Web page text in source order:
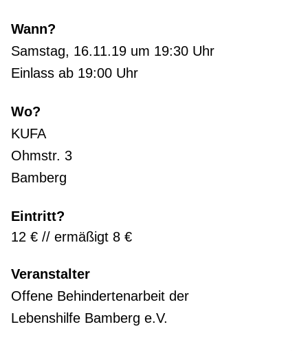
Wann?
Samstag, 16.11.19 um 19:30 Uhr
Einlass ab 19:00 Uhr
Wo?
KUFA
Ohmstr. 3
Bamberg
Eintritt?
12 € // ermäßigt 8 €
Veranstalter
Offene Behindertenarbeit der
Lebenshilfe Bamberg e.V.